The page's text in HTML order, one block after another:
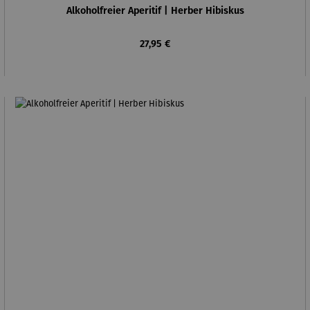
Alkoholfreier Aperitif | Herber Hibiskus
Regulärer Preis:
27,95 €